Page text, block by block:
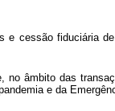
cessão fiduciária
âmbito das
e da